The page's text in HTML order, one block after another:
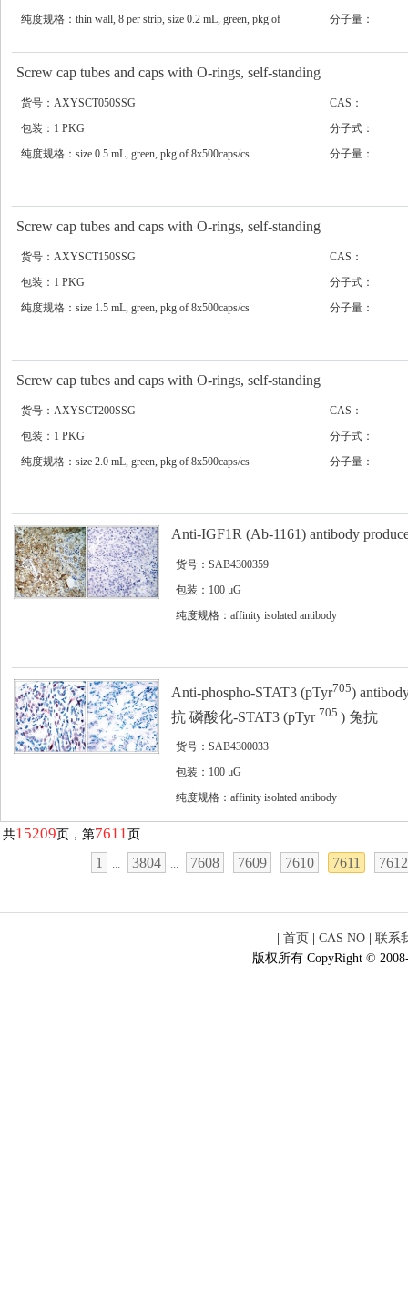
纯度规格：thin wall, 8 per strip, size 0.2 mL, green, pkg of
分子量：
Screw cap tubes and caps with O-rings, self-standing
货号：AXYSCT050SSG
CAS：
包装：1 PKG
分子式：
纯度规格：size 0.5 mL, green, pkg of 8x500caps/cs
分子量：
Screw cap tubes and caps with O-rings, self-standing
货号：AXYSCT150SSG
CAS：
包装：1 PKG
分子式：
纯度规格：size 1.5 mL, green, pkg of 8x500caps/cs
分子量：
Screw cap tubes and caps with O-rings, self-standing
货号：AXYSCT200SSG
CAS：
包装：1 PKG
分子式：
纯度规格：size 2.0 mL, green, pkg of 8x500caps/cs
分子量：
Anti-IGF1R (Ab-1161) antibody
货号：SAB4300359
包装：100 μG
纯度规格：affinity isolated antibody
Anti-phospho-STAT3 (pTyr705)
抗 磷酸化-STAT3 (pTyr 705 ) 兔抗
货号：SAB4300033
包装：100 μG
纯度规格：affinity isolated antibody
共15209页，第7611页
1 ... 3804 ... 7608 7609 7610 7611 7612
首页 CAS NO
联系
版权所有 CopyRight ©